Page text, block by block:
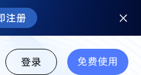
注册
登录 免费使用